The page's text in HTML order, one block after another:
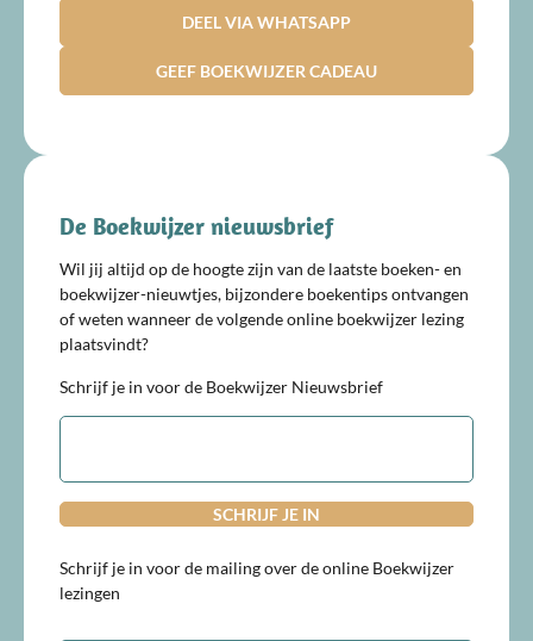
DEEL VIA WHATSAPP
GEEF BOEKWIJZER CADEAU
De Boekwijzer nieuwsbrief
Wil jij altijd op de hoogte zijn van de laatste boeken- en
boekwijzer-nieuwtjes, bijzondere boekentips ontvangen
of weten wanneer de volgende online boekwijzer lezing
plaatsvindt?
Schrijf je in voor de Boekwijzer Nieuwsbrief
E-
Schrijf je in voor de mailing over de online Boekwijzer
lezingen